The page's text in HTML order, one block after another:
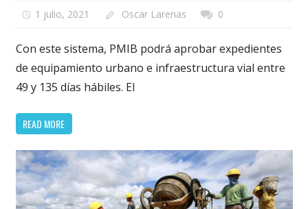
1 julio, 2021 Oscar Larenas 0
Con este sistema, PMIB podrá aprobar expedientes
de equipamiento urbano e infraestructura vial entre
49 y 135 días hábiles. El
READ MORE